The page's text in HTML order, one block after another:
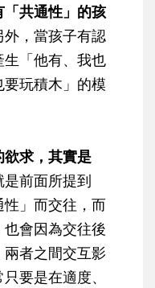
「共通性」的孩
外，當孩子有認
「他有、我也
玩積木」的模
欲求，其實是
是前面所提到
」而交往，而
會因為交往後
者之間交互影
要是在適度、